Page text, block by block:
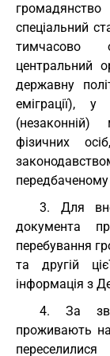
спеціальний
тимчасово
центральний
державну
еміграції),
(незаконній)
фізичних
передбаченому
3. Для
документа
перебування
та другій
інформація з
4. За
проживають на